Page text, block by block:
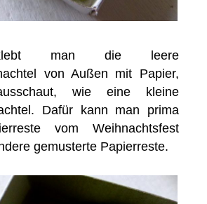
man die leere
von Außen mit Papier,
wie eine kleine
Dafür kann man prima
vom Weihnachtsfest
gemusterte Papierreste.